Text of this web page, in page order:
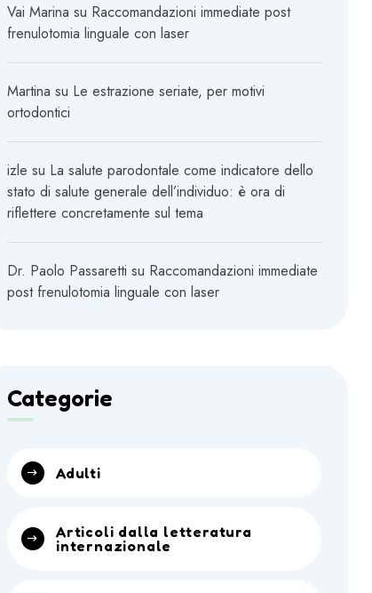
Vai Marina su Raccomandazioni immediate post
frenulotomia linguale con laser
Martina su Le estrazione seriate, per motivi
ortodontici
izle su La salute parodontale come indicatore dello
stato di salute generale dell’individuo: è ora di
riflettere concretamente sul tema
Dr. Paolo Passaretti su Raccomandazioni immediate
post frenulotomia linguale con laser
Categorie
Adulti
Articoli dalla letteratura
internazionale